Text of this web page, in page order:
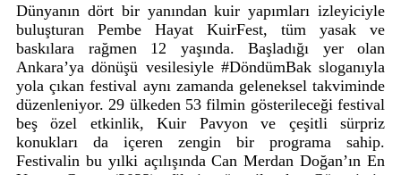
Dünyanın dört bir yanından kuir yapımları izleyiciyle
buluşturan Pembe Hayat KuirFest, tüm yasak ve
baskılara rağmen 12 yaşında. Başladığı yer olan
Ankara’ya dönüşü vesilesiyle #DöndümBak sloganıyla
yola çıkan festival aynı zamanda geleneksel takviminde
düzenleniyor. 29 ülkeden 53 filmin gösterileceği festival
beş özel etkinlik, Kuir Pavyon ve çeşitli sürpriz
konukları da içeren zengin bir programa sahip.
Festivalin bu yılki açılışında Can Merdan Doğan’ın En